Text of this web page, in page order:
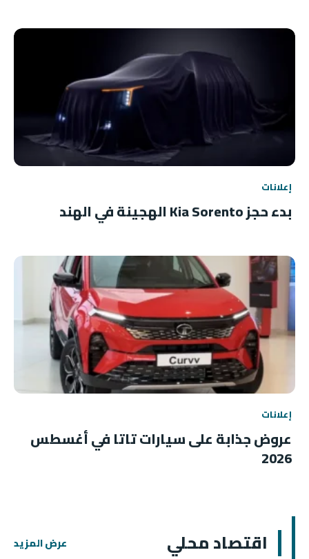
إعلانات
بدء حجز Kia Sorento الهجينة في الهند
إعلانات
عروض جذابة على سيارات تاتا في أغسطس
2026
اقتصاد محلي عرض المزيد